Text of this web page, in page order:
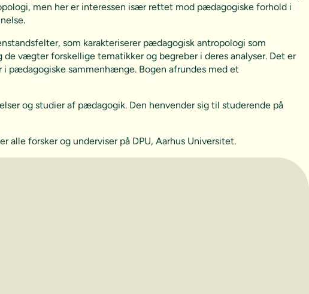
men her er interessen især rettet mod pædagogiske forhold i
som karakteriserer pædagogisk antropologi som
vægter forskellige tematikker og begreber i deres analyser. Det er
pædagogiske sammenhænge. Bogen afrundes med et
og studier af pædagogik. Den henvender sig til studerende på
alle forsker og underviser på DPU, Aarhus Universitet.